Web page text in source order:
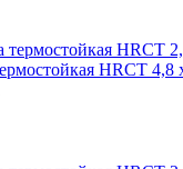
HRCT 4,8